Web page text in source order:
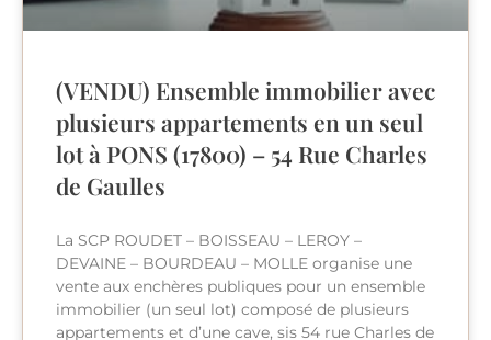
(VENDU) Ensemble immobilier avec
plusieurs appartements en un seul
lot à PONS (17800) – 54 Rue Charles
de Gaulles
La SCP ROUDET – BOISSEAU – LEROY –
DEVAINE – BOURDEAU – MOLLE organise une
vente aux enchères publiques pour un ensemble
immobilier (un seul lot) composé de plusieurs
appartements et d’une cave, sis 54 rue Charles de